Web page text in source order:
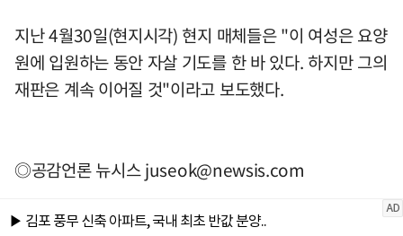
지난 4월30일(현지시각) 현지 매체들은 "이 여성은 요양
원에 입원하는 동안 자살 기도를 한 바 있다. 하지만 그의
재판은 계속 이어질 것"이라고 보도했다.
◎공감언론 뉴시스juseok@newsis.com